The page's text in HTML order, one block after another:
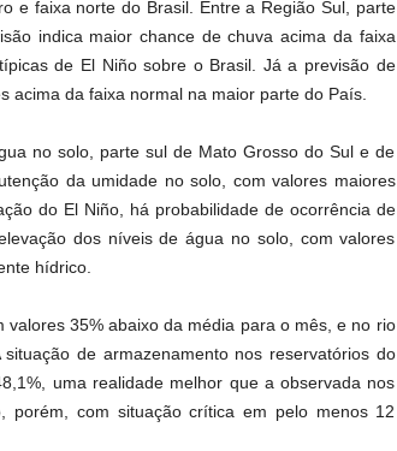
e faixa norte do Brasil. Entre a Região Sul, parte
indica maior chance de chuva acima da faixa
de El Niño sobre o Brasil. Já a previsão de
acima da faixa normal na maior parte do País.
no solo, parte sul de Mato Grosso do Sul e de
da umidade no solo, com valores maiores
do El Niño, há probabilidade de ocorrência de
dos níveis de água no solo, com valores
hídrico.
35% abaixo da média para o mês, e no rio
de armazenamento nos reservatórios do
uma realidade melhor que a observada nos
porém, com situação crítica em pelo menos 12